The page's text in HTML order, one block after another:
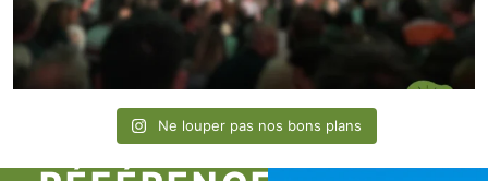
Ne louper pas nos bons plans